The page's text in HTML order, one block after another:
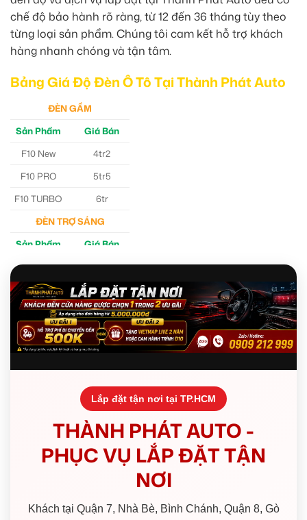
chế độ bảo hành rõ ràng, từ 12 đến 36 tháng tùy theo
từng loại sản phẩm. Chúng tôi cam kết hỗ trợ khách
hàng nhanh chóng và tận tâm.
Bảng Giá Độ Đèn Ô Tô Tại Thành Phát Auto
ĐÈN GẦM
Sản Phẩm
Giá Bán
F10 New
4tr2
F10 PRO
5tr5
F10 TURBO
6tr
ĐÈN TRỢ SÁNG
Sản Phẩm
Giá Bán
M30 Ultra
4tr5
Aozoom EX3
5tr
Lắp đặt tận nơi tại TP.HCM
THÀNH PHÁT AUTO -
PHỤC VỤ LẮP ĐẶT TẬN
NƠI
Khách tại Quận 7, Nhà Bè, Bình Chánh, Quận 8, Gò